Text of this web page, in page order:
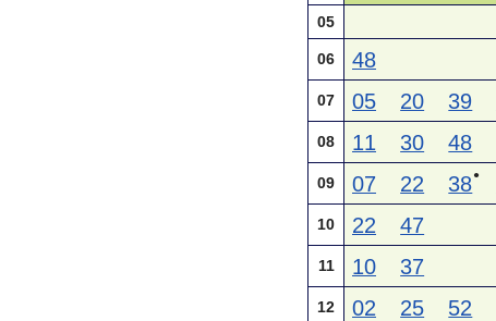
05
06 48
07 05 20 39
08 11 30 48
09 07 22 38●
10 22 47
11 10 37
12 02 25 52